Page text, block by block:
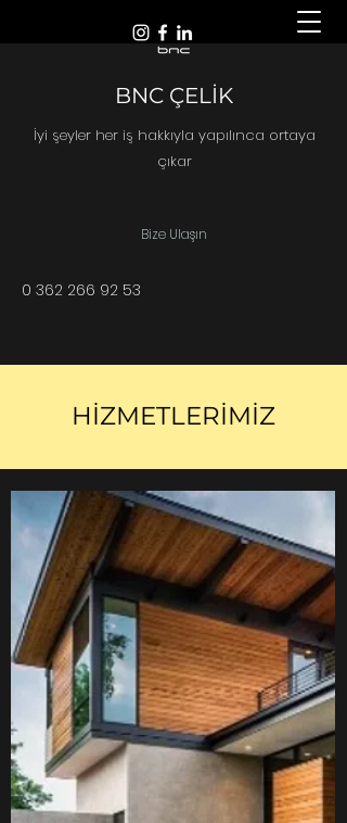
BNC ÇELİK
İyi şeyler her iş hakkıyla yapılınca ortaya
çıkar
Bize Ulaşın
0 362 266 92 53
HİZMETLERİMİZ